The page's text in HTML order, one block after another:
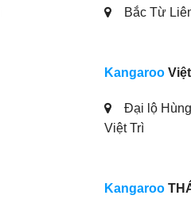
Bắc Từ
Kangaroo
Đại lộ
Việt Trì
Kangaroo